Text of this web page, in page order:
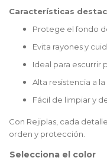
Características
Protege el fondo
Evita rayones y
Ideal para escurrir
Alta resistencia a
Fácil de limpiar y
Con Rejiplas, cada
orden y protección.
color